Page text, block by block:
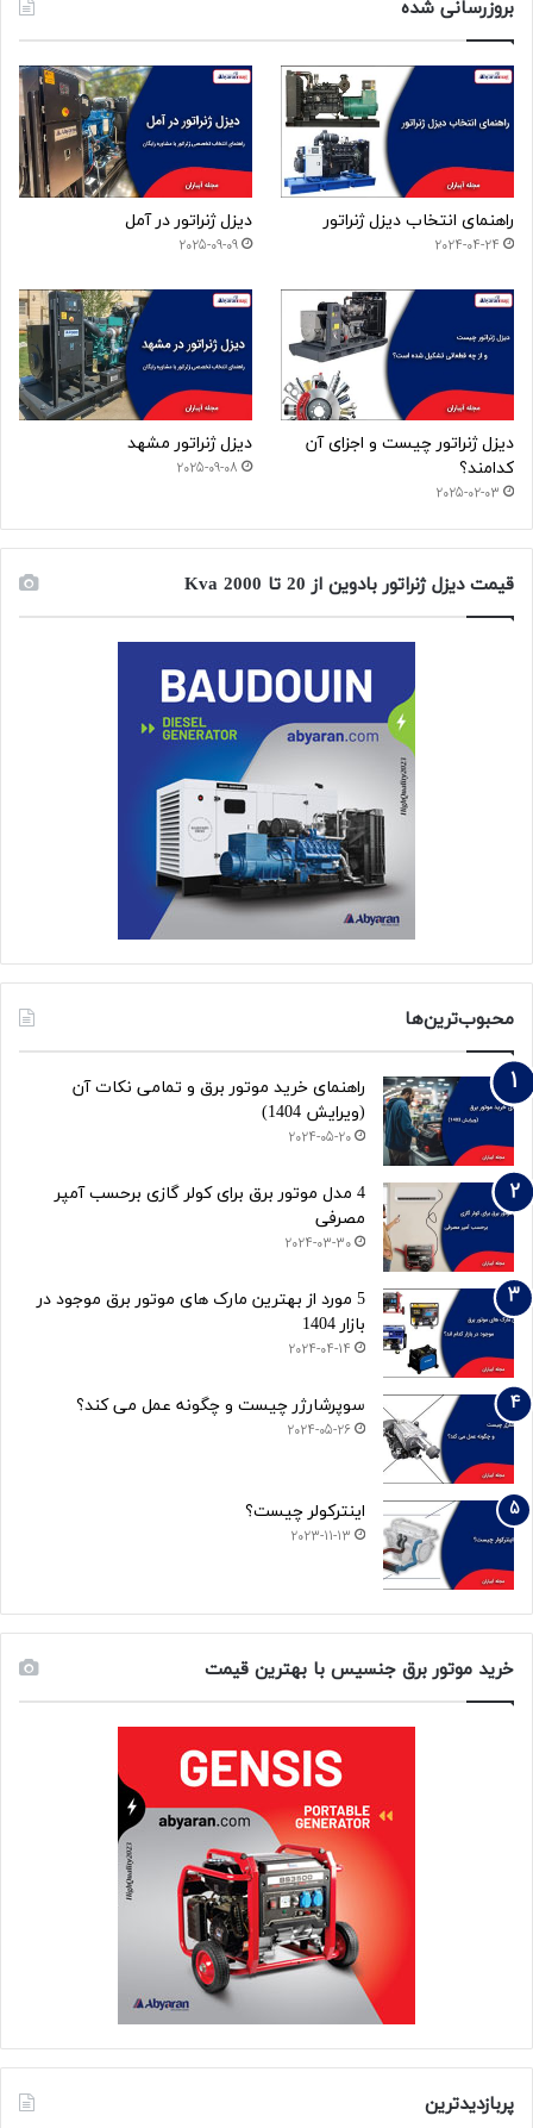
بروزرسانی شده
راهنمای انتخاب دیزل ژنراتور
2024-04-24
دیزل ژنراتور در آمل
2025-09-09
دیزل ژنراتور چیست و اجزای آن
کدامند؟
2025-02-03
دیزل ژنراتور مشهد
2025-09-08
قیمت دیزل ژنراتور بادوین از 20 تا 2000 Kva
محبوب‌ترین‌ها
راهنمای خرید موتور برق و تمامی نکات آن
(ویرایش 1404)
2024-05-20
4 مدل موتور برق برای کولر گازی برحسب آمپر
مصرفی
2024-03-30
5 مورد از بهترین مارک های موتور برق موجود در
بازار 1404
2024-04-14
سوپرشارژر چیست و چگونه عمل می کند؟
2024-05-26
اینترکولر چیست؟
2023-11-13
خرید موتور برق جنسیس با بهترین قیمت
پربازدیدترین